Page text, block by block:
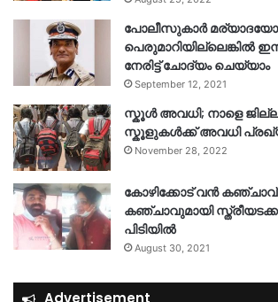
പോലീസുകാര്‍
പെരുമാറിയില്ലെങ്കില്‍
നേരിട്ട് ചോദ്യം ചെയ്യാം
September 12, 2021
സ്കൂൾ അവധി; നാളെ
സ്കൂളുകൾക്ക് അവധി
November 28, 2022
കോഴിക്കോട് വൻ കഞ്ചാവ്
കഞ്ചാവുമായി
പിടിയിൽ
August 30, 2021
Advertisement